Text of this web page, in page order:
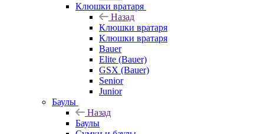
Клюшки вратаря
Назад
Клюшки вратаря
Клюшки вратаря
Bauer
Elite (Bauer)
GSX (Bauer)
Senior
Junior
Баулы
Назад
Баулы